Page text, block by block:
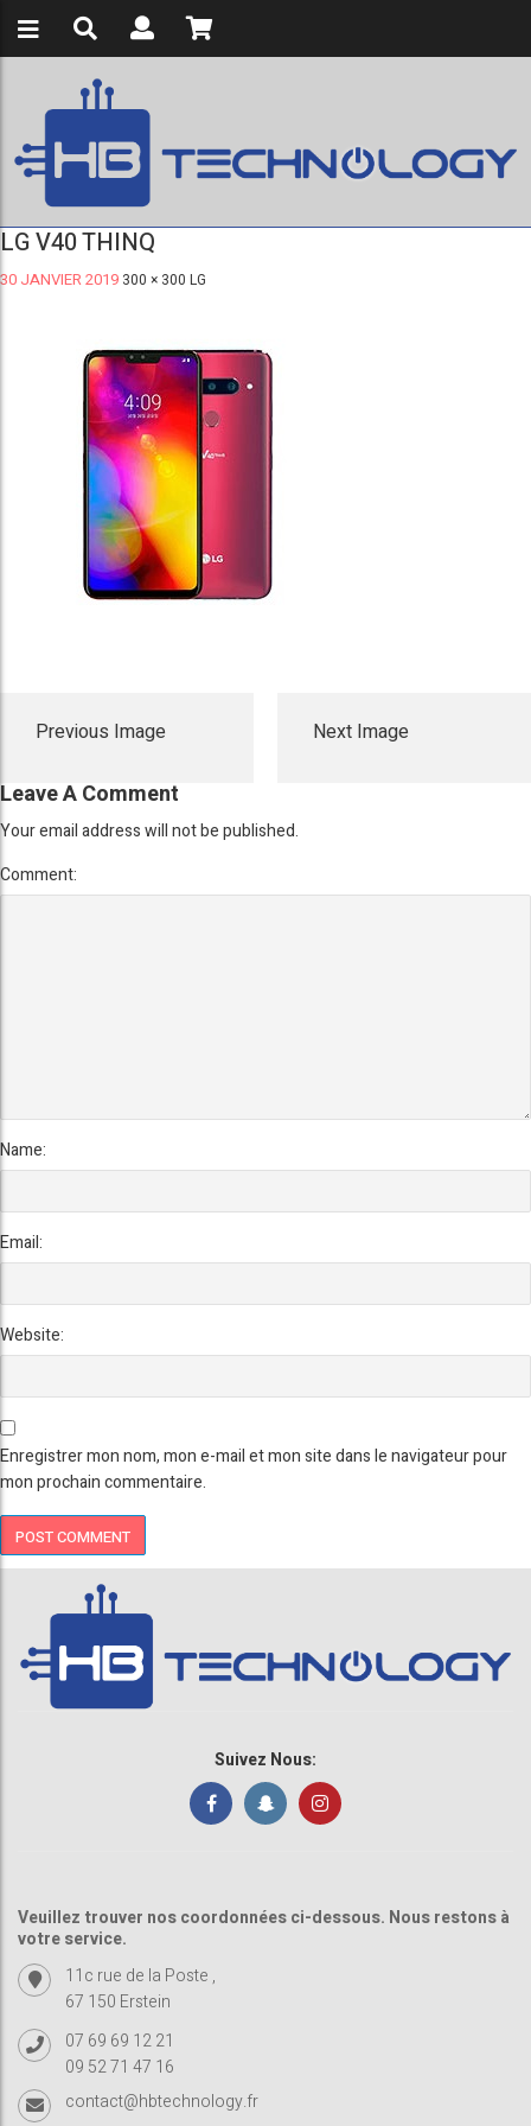
LG V40 THINQ
30 JANVIER 2019 300 × 300 LG
Previous Image Next Image
Leave A Comment
Your email address will not be published.
Comment:
Name:
Email:
Website:
Enregistrer mon nom, mon e-mail et mon site dans le navigateur pour
mon prochain commentaire.
Suivez Nous:
Veuillez trouver nos coordonnées ci-dessous. Nous restons à
votre service.
11c rue de la Poste ,
67 150 Erstein
07 69 69 12 21
09 52 71 47 16
contact@hbtechnology.fr